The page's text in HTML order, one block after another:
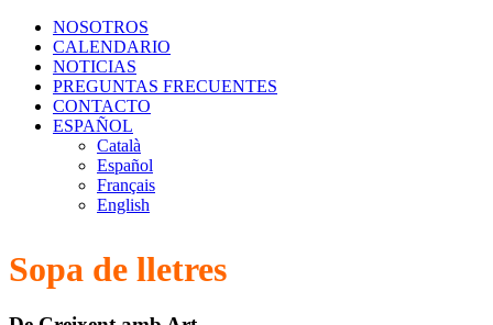
NOSOTROS
CALENDARIO
NOTICIAS
PREGUNTAS FRECUENTES
CONTACTO
ESPAÑOL
Català
Español
Français
English
Sopa de lletres